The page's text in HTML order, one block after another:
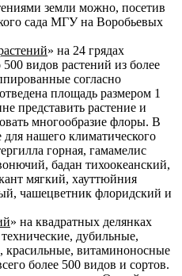
земли можно, посетив
сада МГУ на Воробьевых
» на 24 грядах
видов растений из более
согласно
площадь размером 1
представить растение и
многообразие флоры. В
для нашего климатического
горная, гамамелис
бадан тихоокеанский,
мягкий, хауттюйния
чашецветник флоридский и
» на квадратных делянках
дубильные,
витаминоносные
более 500 видов и сортов.